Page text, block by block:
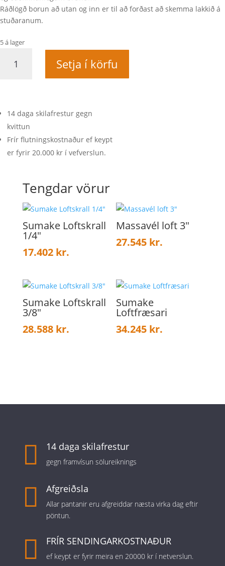
Ráðlögð borun að utan og inn er til að forðast að skemma lakkið á
stuðaranum.
5 á lager
bumper
Setja í körfu
14 daga skilafrestur gegn
kvittun
Frír flutningskostnaður ef keypt
er fyrir 20.000 kr í vefverslun.
Tengdar vörur
Sumake Loftskrall
1/4″
17.402 kr.
Massavél loft 3″
27.545 kr.
Sumake Loftskrall
3/8″
28.588 kr.
Sumake
Loftfræsari
34.245 kr.
 14 daga skilafrestur
gegn framvísun sölureiknings
 Afgreiðsla
Allar pantanir eru afgreiddar næsta virka dag eftir
pöntun.
 FRÍR SENDINGARKOSTNAÐUR
ef keypt er fyrir meira en 20000 kr í netverslun.